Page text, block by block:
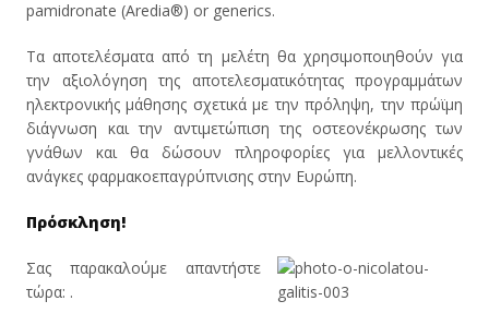
pamidronate (Aredia®) or generics.
Τα αποτελέσματα από τη μελέτη θα χρησιμοποιηθούν για
την αξιολόγηση της αποτελεσματικότητας προγραμμάτων
ηλεκτρονικής μάθησης σχετικά με την πρόληψη, την πρώϊμη
διάγνωση και την αντιμετώπιση της οστεονέκρωσης των
γνάθων και θα δώσουν πληροφορίες για μελλοντικές
ανάγκες φαρμακοεπαγρύπνισης στην Ευρώπη.
Πρόσκληση!
Σας παρακαλούμε απαντήστε
τώρα: .